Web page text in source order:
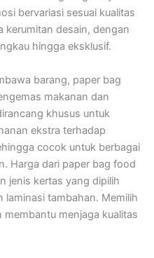
bervariasi sesuai kualitas
kerumitan desain, dengan
hingga eksklusif.
barang, paper bag
makanan dan
khusus untuk
ekstra terhadap
cocok untuk berbagai
Harga dari paper bag food
jenis kertas yang dipilih
laminasi tambahan. Memilih
menjaga kualitas